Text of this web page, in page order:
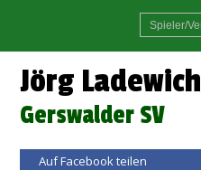
Jörg Ladewich
Gerswalder SV
Auf Facebook teilen